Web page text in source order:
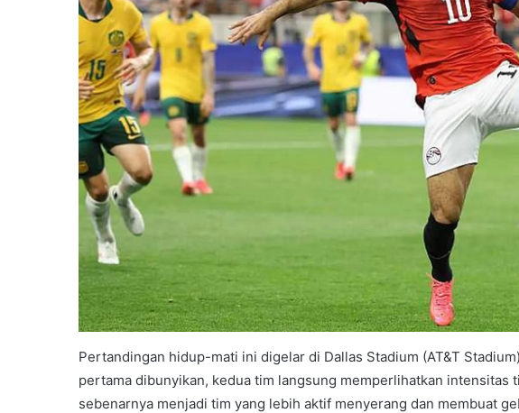
Pertandingan hidup-mati ini digelar di Dallas Stadium (AT&T
pertama dibunyikan, kedua tim langsung memperlihatkan intensitas
sebenarnya menjadi tim yang lebih aktif menyerang dan membuat